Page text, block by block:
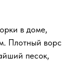
в доме,
Плотный ворс
песок,